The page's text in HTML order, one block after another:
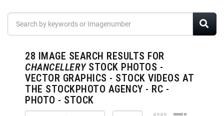
28 IMAGE SEARCH RESULTS FOR
CHANCELLERYSTOCK PHOTOS -
VECTOR GRAPHICS - STOCK VIDEOS AT
THE STOCKPHOTO AGENCY - RC -
PHOTO - STOCK